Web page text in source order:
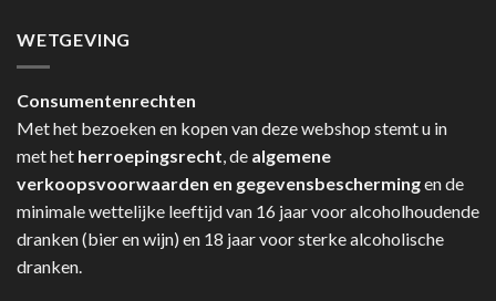
WETGEVING
Consumentenrechten
Met het bezoeken en kopen van deze webshop stemt u in
met het herroepingsrecht , de algemene
verkoopsvoorwaarden en gegevensbeschermingen de
minimale wettelijke leeftijd van 16 jaar voor alcoholhoudende
dranken (bier en wijn) en 18 jaar voor sterke alcoholische
dranken.